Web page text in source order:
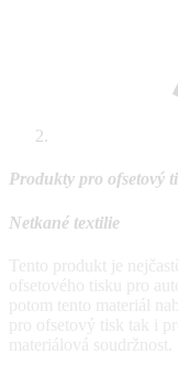
Produkty pro ofsetový
Netkané textilie
Tento produkt je
ofsetového tisku pro
potom tento materiál
pro ofsetový tisk tak i
materiálová soudržnost.